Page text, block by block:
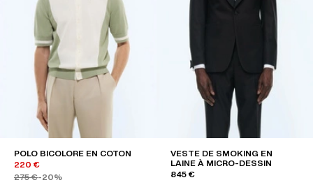
POLO BICOLORE EN COTON
220 €
275 €-20%
VESTE DE SMOKING EN
LAINE À MICRO-DESSIN
845 €